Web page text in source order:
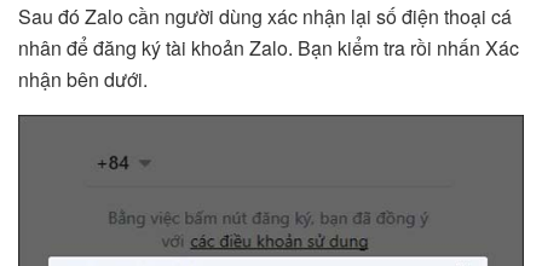
Sau đó Zalo cần người dùng xác nhận lại số điện thoại cá
nhân để đăng ký tài khoản Zalo. Bạn kiểm tra rồi nhấn Xác
nhận bên dưới.